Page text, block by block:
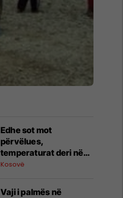
Edhe sot mot
përvëlues,
temperaturat deri në
38 gradë
Kosovë
Vaji i palmës në